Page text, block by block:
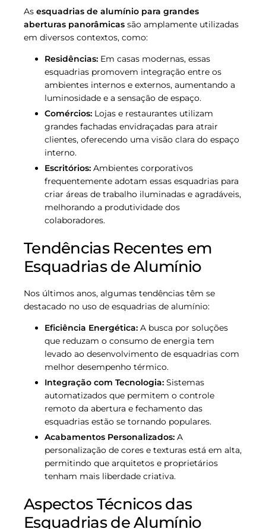
As esquadrias de alumínio para grandes
aberturas panorâmicas são amplamente utilizadas
em diversos contextos, como:
Residências: Em casas modernas, essas
esquadrias promovem integração entre os
ambientes internos e externos, aumentando a
luminosidade e a sensação de espaço.
Comércios: Lojas e restaurantes utilizam
grandes fachadas envidraçadas para atrair
clientes, oferecendo uma visão clara do espaço
interno.
Escritórios: Ambientes corporativos
frequentemente adotam essas esquadrias para
criar áreas de trabalho iluminadas e agradáveis,
melhorando a produtividade dos
colaboradores.
Tendências Recentes em
Esquadrias de Alumínio
Nos últimos anos, algumas tendências têm se
destacado no uso de esquadrias de alumínio:
Eficiência Energética: A busca por soluções
que reduzam o consumo de energia tem
levado ao desenvolvimento de esquadrias com
melhor desempenho térmico.
Integração com Tecnologia: Sistemas
automatizados que permitem o controle
remoto da abertura e fechamento das
esquadrias estão se tornando populares.
Acabamentos Personalizados: A
personalização de cores e texturas está em alta,
permitindo que arquitetos e proprietários
tenham mais liberdade criativa.
Aspectos Técnicos das
Esquadrias de Alumínio